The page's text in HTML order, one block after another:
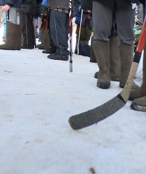
Перейти к основному содержанию